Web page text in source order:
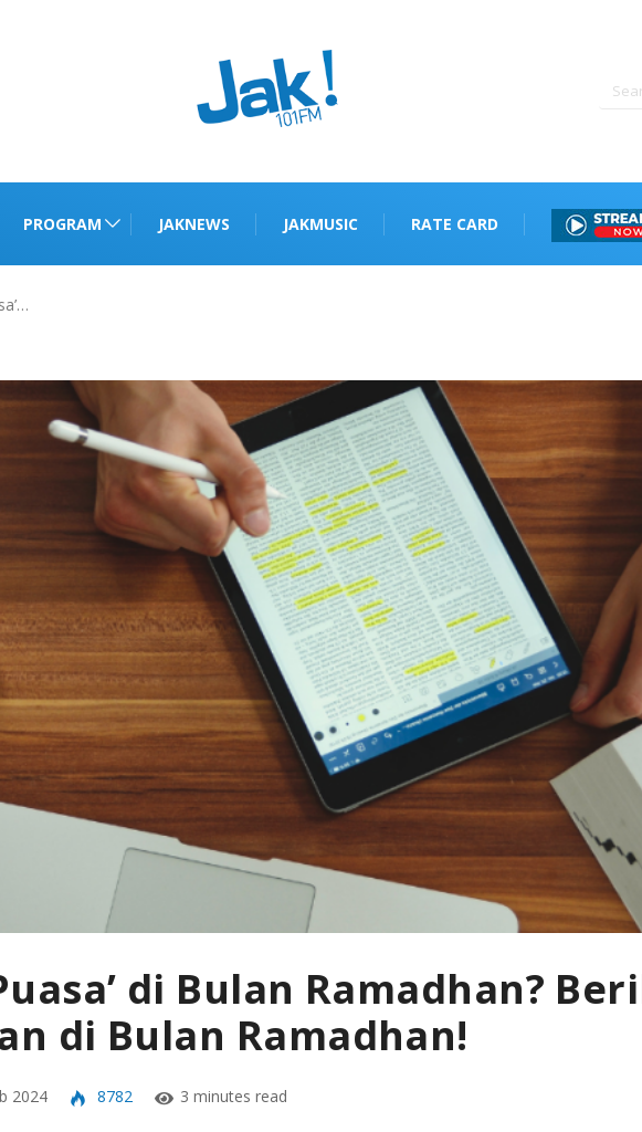
PROGRAM JAKNEWS JAKMUSIC RATE CARD
di Bulan Ramadhan?
di Bulan Ramadhan!
2024 8782 3 minutes read